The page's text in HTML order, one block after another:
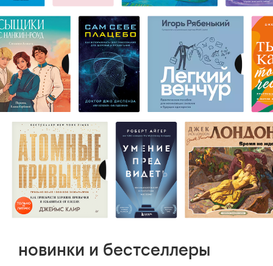
новинки и бестселлеры